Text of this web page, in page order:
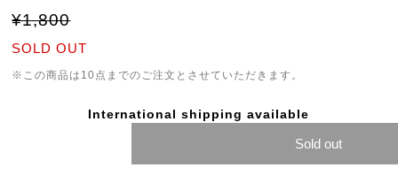
¥1,800
SOLD OUT
※この商品は10点までのご注文とさせていただきます。
International shipping available
Sold out